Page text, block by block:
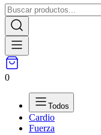
0
Todos
Cardio
Fuerza